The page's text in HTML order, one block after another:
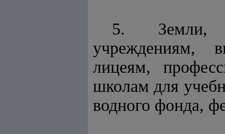
5. Земли,
учреждениям,
лицеям,
школам для
водного фонда,